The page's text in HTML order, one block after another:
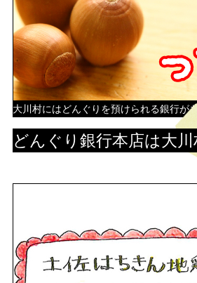
大川村にはどんぐりを預けられる銀行があ
どんぐり銀行本店は大川